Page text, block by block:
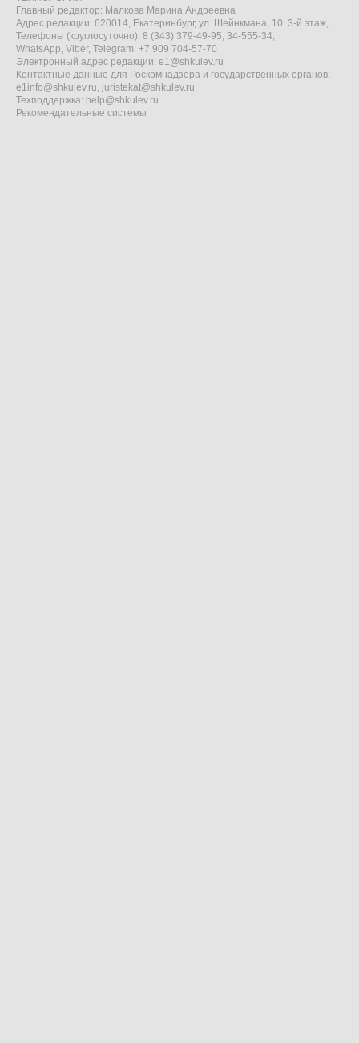
Главный редактор: Малкова Марина Андреевна
Адрес редакции: 620014, Екатеринбург, ул. Шейнкмана, 10, 3-й этаж,
Телефоны (круглосуточно): 8 (343) 379-49-95, 34-555-34,
WhatsApp, Viber, Telegram: +7 909 704-57-70
Электронный адрес редакции: e1@shkulev.ru
Контактные данные для Роскомнадзора и государственных органов:
e1info@shkulev.ru, juristekat@shkulev.ru
Техподдержка: help@shkulev.ru
Рекомендательные системы